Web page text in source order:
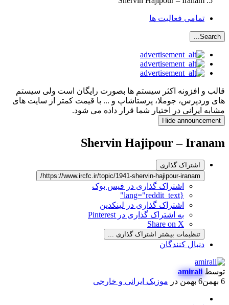
تمامی فعالیت ها
Search...
قالب و افزونه اکثر سیستم ها بصورت رایگان است ولی سیستم
های وردپرس، جوملا، پرستاشاپ و ... با قیمت کمتر از سایت های
مشابه ایرانی در اختیار شما قرار داده می شود.
Hide announcement
Shervin Hajipour – Iranam
اشتراک گذاری
https://www.ircfc.ir/topic/1941-shervin-hajipour-iranam/
اشتراک گذاری در فیس بوک
{lang="reddit_text"
اشتراک گذاری در لینکدین
به اشتراک گذاری در Pinterest
Share on X
تنظیمات بیشتر اشتراک گذاری ...
دنبال کنندگان
توسطamirali
6 بهمن
6 بهمن در موزیک ایرانی و خارجی